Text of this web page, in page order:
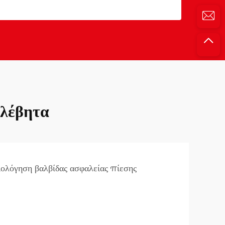
βαλβίδας ασφαλείας πίεσης